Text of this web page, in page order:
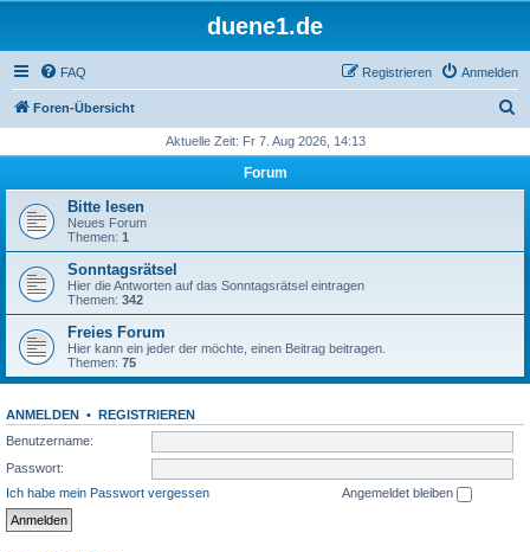
duene1.de
FAQ Anmelden
Registrieren
Foren-Übersicht
h
Aktuelle Zeit: Fr 7. Aug 2026, 14:13
Forum
Bitte lesen
Neues Forum
Themen: 1
Sonntagsrätsel
Hier die Antworten auf das Sonntagsrätsel eintragen
Themen: 342
Freies Forum
Hier kann ein jeder der möchte, einen Beitrag beitragen.
Themen: 75
ANMELDEN • REGISTRIEREN
Benutzername:
Passwort:
Ich habe mein Passwort vergessen
Angemeldet bleiben